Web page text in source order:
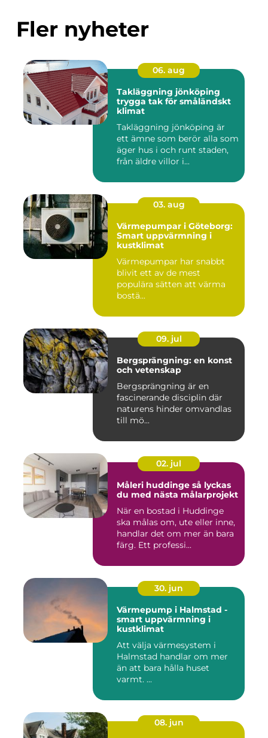
Fler nyheter
06. aug
Takläggning jönköping
trygga tak för småländskt
klimat
Takläggning jönköping är
ett ämne som berör alla som
äger hus i och runt staden,
från äldre villor i...
03. aug
Värmepumpar i Göteborg:
Smart uppvärmning i
kustklimat
Värmepumpar har snabbt
blivit ett av de mest
populära sätten att värma
bostä...
09. jul
Bergsprängning: en konst
och vetenskap
Bergsprängning är en
fascinerande disciplin där
naturens hinder omvandlas
till mö...
02. jul
Måleri huddinge så lyckas
du med nästa målarprojekt
När en bostad i Huddinge
ska målas om, ute eller inne,
handlar det om mer än bara
färg. Ett professi...
30. jun
Värmepump i Halmstad -
smart uppvärmning i
kustklimat
Att välja värmesystem i
Halmstad handlar om mer
än att bara hålla huset
varmt. ...
08. jun